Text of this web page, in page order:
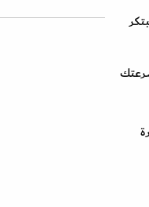
30 ثانية. ثم هدّئي سرعتك
بوتيرة